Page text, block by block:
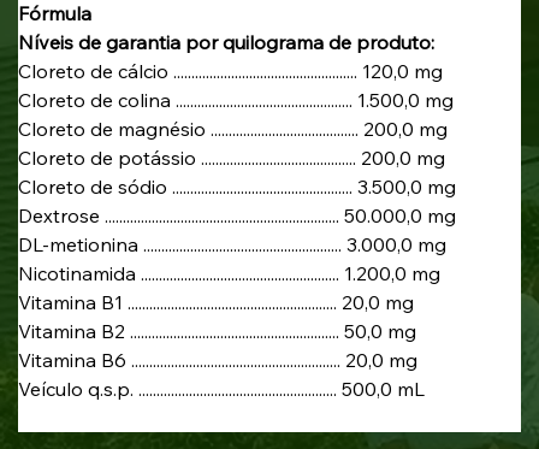
Fórmula
Níveis de garantia por quilograma de produto:
Cloreto de cálcio ................................................... 120,0 mg
Cloreto de colina ................................................. 1.500,0 mg
Cloreto de magnésio ......................................... 200,0 mg
Cloreto de potássio ........................................... 200,0 mg
Cloreto de sódio .................................................. 3.500,0 mg
Dextrose ................................................................. 50.000,0 mg
DL-metionina ....................................................... 3.000,0 mg
Nicotinamida ....................................................... 1.200,0 mg
Vitamina B1 .......................................................... 20,0 mg
Vitamina B2 .......................................................... 50,0 mg
Vitamina B6 .......................................................... 20,0 mg
Veículo q.s.p. ....................................................... 500,0 mL